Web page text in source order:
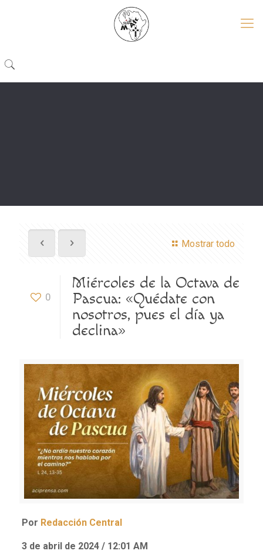
Mostrar todo
0
Miércoles de la Octava de
Pascua: «Quédate con
nosotros, pues el día ya
declina»
Por Redacción Central
3 de abril de 2024 / 12:01 AM